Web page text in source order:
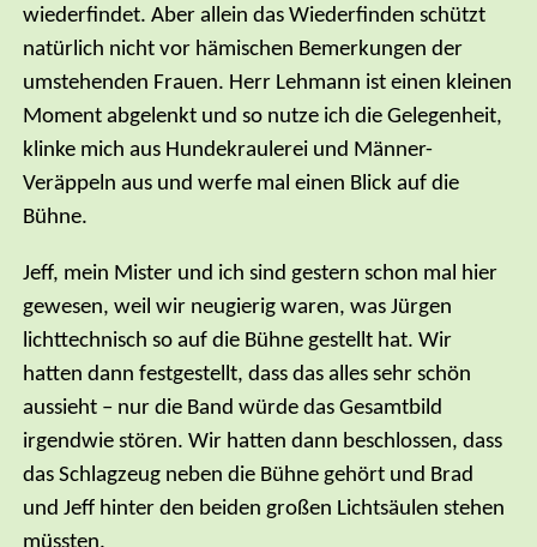
wiederfindet. Aber allein das Wiederfinden schützt
natürlich nicht vor hämischen Bemerkungen der
umstehenden Frauen. Herr Lehmann ist einen kleinen
Moment abgelenkt und so nutze ich die Gelegenheit,
klinke mich aus Hundekraulerei und Männer-
Veräppeln aus und werfe mal einen Blick auf die
Bühne.
Jeff, mein Mister und ich sind gestern schon mal hier
gewesen, weil wir neugierig waren, was Jürgen
lichttechnisch so auf die Bühne gestellt hat. Wir
hatten dann festgestellt, dass das alles sehr schön
aussieht – nur die Band würde das Gesamtbild
irgendwie stören. Wir hatten dann beschlossen, dass
das Schlagzeug neben die Bühne gehört und Brad
und Jeff hinter den beiden großen Lichtsäulen stehen